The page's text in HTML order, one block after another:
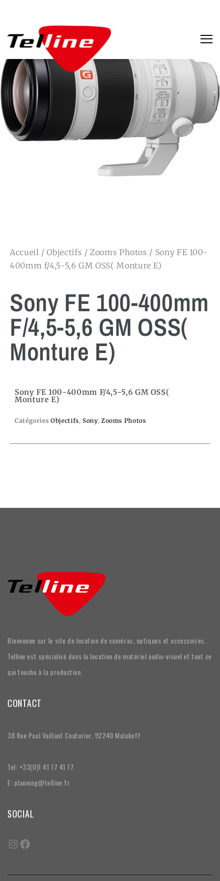
Accueil /Objectifs /Zooms Photos / Sony FE 100-
400mm f/4,5-5,6 GM OSS( Monture E)
Sony FE 100-400mm
F/4,5-5,6 GM OSS(
Monture E)
Sony FE 100-400mm F/4,5-5,6 GM OSS(
Monture E)
Catégories Objectifs,Sony, Zooms Photos
Bienvenue sur le site de location de caméras, optiques et accessoires.
Telline est spécialisé dans la location de matériel audio-visuel et tout ce
qui touche à la production.
CONTACT
38 Rue Paul Vaillant Couturier, 92240 Malakoff
Tel: +33(0)1 41 17 41 17
E: planning@telline.fr
SOCIAL